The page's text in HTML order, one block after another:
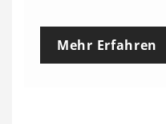
e
Mehr Erfahren